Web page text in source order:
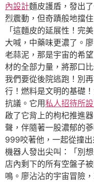
內設計麵皮護盾，發出
烈震動，但奇蹟般地擋
「這麵皮的延展性！完
大喊，中藥味更濃了。
老蒜泥，那是宇宙的希
材的全部力量，將那口
我們要從後院逃跑！別
行！燃料是文明的基礎
抗議。它用私人招待所
啟了它背上的枸杞推進
聲，伴隨著一股濃郁的
999咬著他，一起從撞
機器人發出尖叫：「別
店內剩下的所有空盤子
鳴。廖沾沾的宇宙冒險